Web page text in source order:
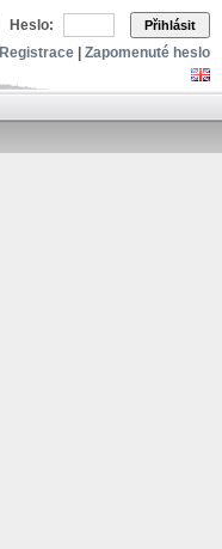
Heslo: Přihlásit
Registrace Zapomenuté heslo